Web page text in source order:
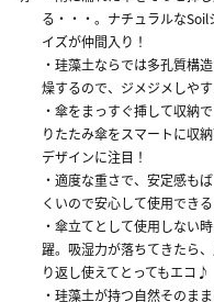
る・・・。ナチュラルな
イズが仲間入り！
・珪藻土ならでは多孔質構
燥するので、ジメジメしや
・傘をまっすぐ挿して収納
りたたみ傘をスマートに収
デザインに注目！
・適度な重さで、安定感も
くいので安心して使用できる
・傘立てとして使用しない
躍。吸湿力が落ちてきたら
り返し使えてとってもエコ♪
・珪藻土が持つ自然そのま